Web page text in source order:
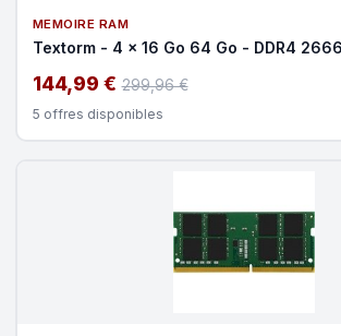
MEMOIRE RAM
Textorm - 4 x 16 Go 64 Go - DDR4
144,99 € 299,96 €
5 offres disponibles